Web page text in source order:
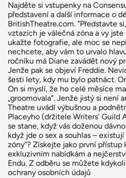
Najděte si vstupenky na
představení a další informace o
BritishTheatre.com. "Představte
vztazích je válečná zóna a vy
ukažte fotografie, ale moc se
nechcete, aby vám to urvalo
ročníku má Diane zavádět nový
Jenže pak se objeví Freddie.
šesti lety, kdy mu bylo patnáct.
On si myslí, že ho celé měsíce
„groomovala“. Jenže jistý si není
Theatre uvádí výbušnou a
Placeyho (držitele Writers’ Guild
se stane, když vás doženou
když jde o sex a souhlas –
zóny“? Získejte jako první
exkluzivním nabídkám a
Endu. Z odběru se můžete
ochrany osobních údajů